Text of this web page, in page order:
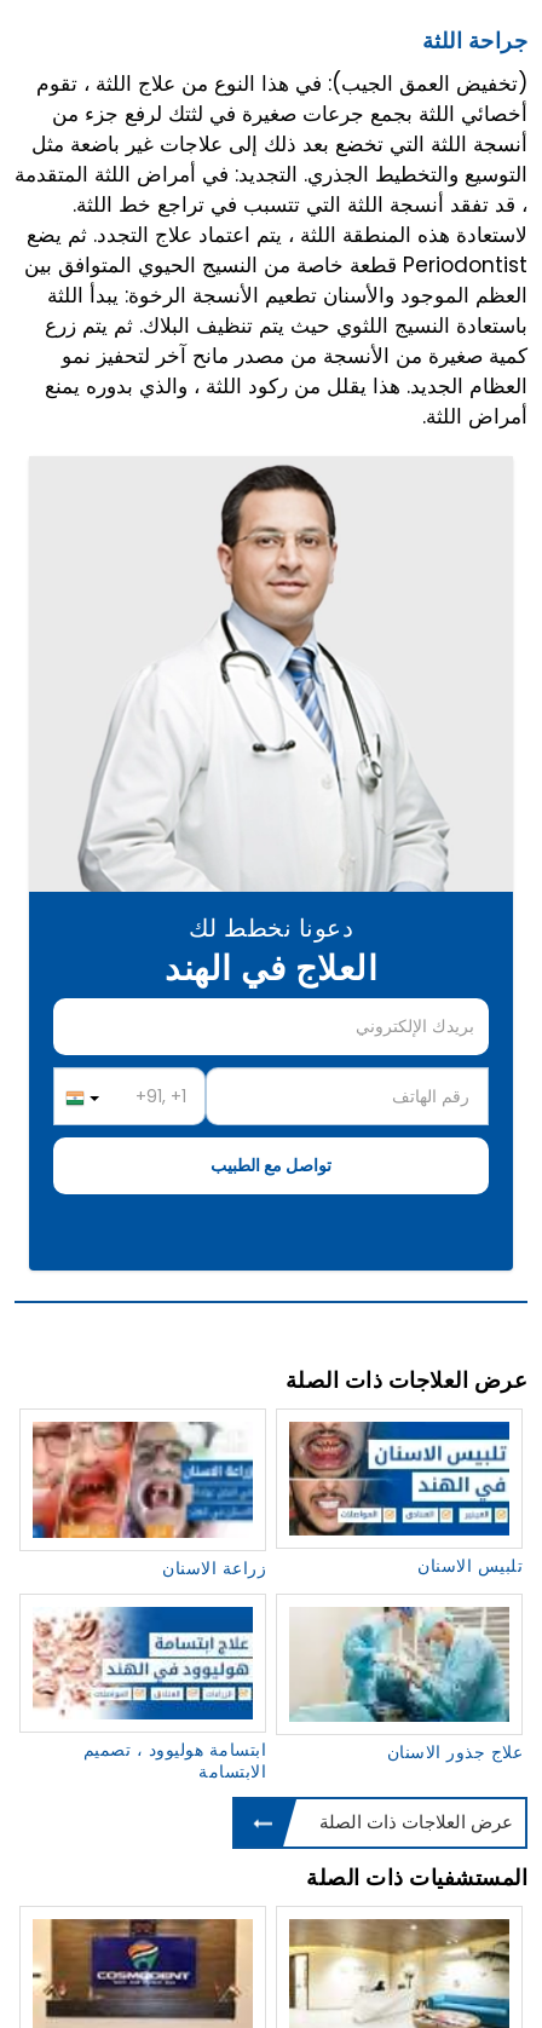
جراحة اللثة
(تخفيض العمق الجيب): في هذا النوع من علاج اللثة ، تقوم
أخصائي اللثة بجمع جرعات صغيرة في لثتك لرفع جزء من
أنسجة اللثة التي تخضع بعد ذلك إلى علاجات غير باضعة مثل
التوسيع والتخطيط الجذري. التجديد: في أمراض اللثة المتقدمة
، قد تفقد أنسجة اللثة التي تتسبب في تراجع خط اللثة.
لاستعادة هذه المنطقة اللثة ، يتم اعتماد علاج التجدد. ثم يضع
Periodontist قطعة خاصة من النسيج الحيوي المتوافق بين
العظم الموجود والأسنان تطعيم الأنسجة الرخوة: يبدأ اللثة
باستعادة النسيج اللثوي حيث يتم تنظيف البلاك. ثم يتم زرع
كمية صغيرة من الأنسجة من مصدر مانح آخر لتحفيز نمو
العظام الجديد. هذا يقلل من ركود اللثة ، والذي بدوره يمنع
أمراض اللثة.
دعونا نخطط لك
العلاج في الهند
عرض العلاجات ذات الصلة
زراعة الاسنان تلبيس الاسنان
ابتسامة هوليوود ، تصميم
الابتسامة
علاج جذور الاسنان
عرض العلاجات ذات الصلة
المستشفيات ذات الصلة